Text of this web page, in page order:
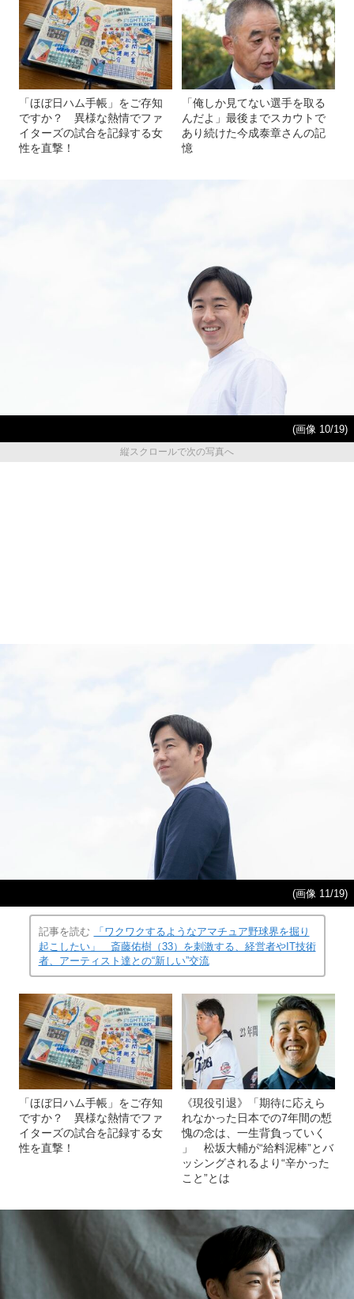
「ほぼ日ハム手帳」をご存知
ですか？ 異様な熱情でファ
イターズの試合を記録する女
性を直撃！
「俺しか見てない選手を取る
んだよ」最後までスカウトで
あり続けた今成泰章さんの記
憶
(画像 10/19)
縦スクロールで次の写真へ
(画像 11/19)
記事を読む
「ワクワクするようなアマチュア野球界を掘り
起こしたい」 斎藤佑樹（33）を刺激する、経営者やIT技術
者、アーティスト達との“新しい”交流
「ほぼ日ハム手帳」をご存知
ですか？ 異様な熱情でファ
イターズの試合を記録する女
性を直撃！
《現役引退》「期待に応えら
れなかった日本での7年間の慙
愧の念は、一生背負っていく
」 松坂大輔が“給料泥棒”とバ
ッシングされるより“辛かった
こと”とは